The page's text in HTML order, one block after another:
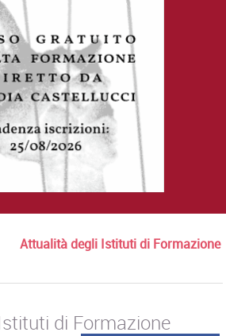
Attualità degli Istituti di Formazione
di Formazione